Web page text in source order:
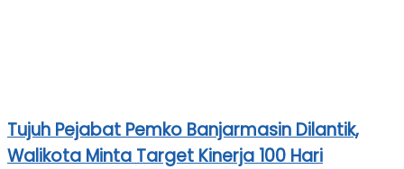
Tujuh Pejabat Pemko Banjarmasin Dilantik,
Walikota Minta Target Kinerja 100 Hari